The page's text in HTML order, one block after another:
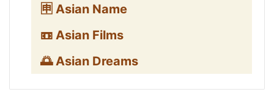
🈸 Asian Name
📼 Asian Films
🌅 Asian Dreams